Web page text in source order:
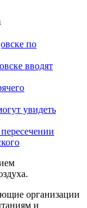
по
вводят
увидеть
организации
и